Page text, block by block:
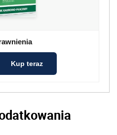
Kup teraz